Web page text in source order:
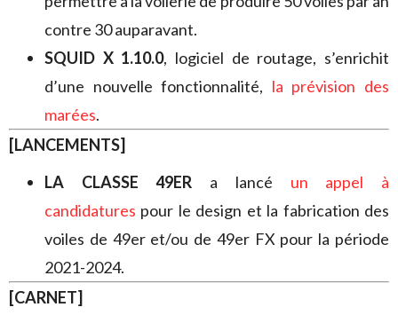
contre 30 auparavant.
SQUID X 1.10.0, logiciel de routage, s’enrichit
d’une nouvelle fonctionnalité, la prévision des
marées.
[LANCEMENTS]
LA CLASSE 49ER a lancé un appel à
candidatures pour le design et la fabrication des
voiles de 49er et/ou de 49er FX pour la période
2021-2024.
[CARNET]